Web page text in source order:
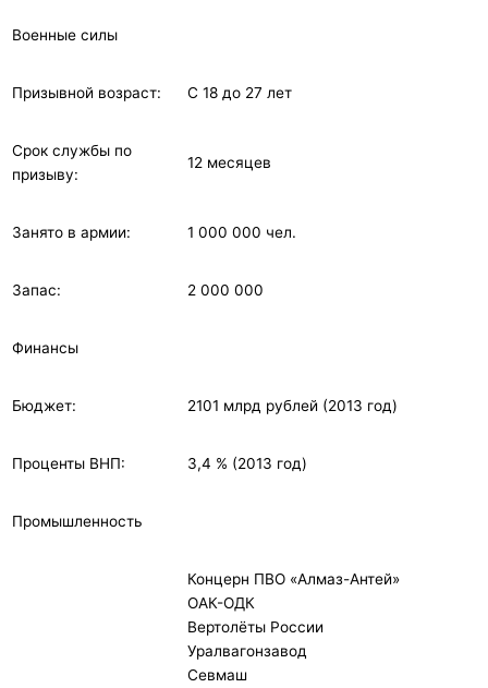
Военные силы
Призывной возраст: С 18 до 27 лет
Срок службы по
призыву:
12 месяцев
Занято в армии: 1 000 000 чел.
Запас: 2 000 000
Финансы
Бюджет: 2101 млрд рублей (2013 год)
Проценты ВНП: 3,4 % (2013 год)
Промышленность
Концерн ПВО «Алмаз-Антей»
ОАК-ОДК
Вертолёты России
Уралвагонзавод
Севмаш